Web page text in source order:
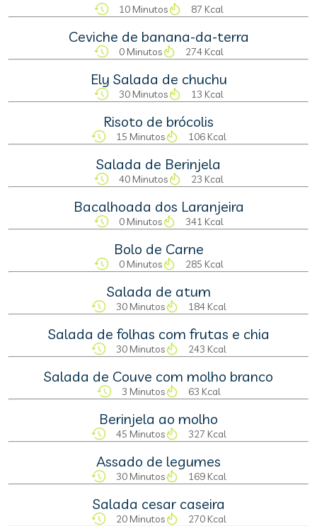
10 Minutos 87 Kcal
Ceviche de banana-da-terra
0 Minutos 274 Kcal
Ely Salada de chuchu
30 Minutos 13 Kcal
Risoto de brócolis
15 Minutos 106 Kcal
Salada de Berinjela
40 Minutos 23 Kcal
Bacalhoada dos Laranjeira
0 Minutos 341 Kcal
Bolo de Carne
0 Minutos 285 Kcal
Salada de atum
30 Minutos 184 Kcal
Salada de folhas com frutas e chia
30 Minutos 243 Kcal
Salada de Couve com molho branco
3 Minutos 63 Kcal
Berinjela ao molho
45 Minutos 327 Kcal
Assado de legumes
30 Minutos 169 Kcal
Salada cesar caseira
20 Minutos 270 Kcal